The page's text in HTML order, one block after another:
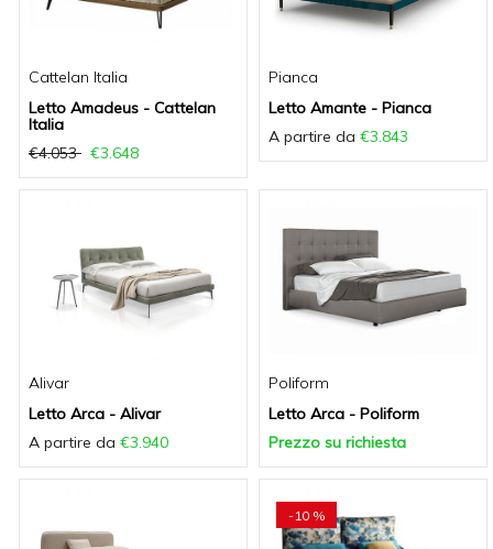
Cattelan Italia
Letto Amadeus - Cattelan
Italia
€4.053
€3.648
Pianca
Letto Amante - Pianca
A partire da €3.843
Alivar
Letto Arca - Alivar
A partire da €3.940
Poliform
Letto Arca - Poliform
Prezzo su richiesta
-10 %